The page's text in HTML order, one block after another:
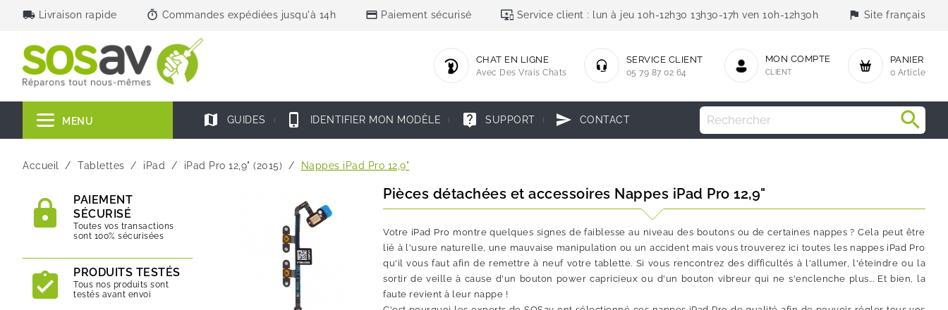
local_shipping Livraison rapide timer Commandes expédiées jusqu'à 14h credit_card Paiement sécurisé important_devices Service client : lun à jeu 10h-12h30 13h30-17h ven 10h-12h30h flag Site français
PANIER
0 Article
MON COMPTE
CLIENT
SERVICE CLIENT
05 79 87 02 64
CHAT EN LIGNE
Avec Des Vrais Chats
MENU map GUIDES phone_iphone IDENTIFIER MON MODÈLE live_help SUPPORT send CONTACT
Accueil Tablettes iPad iPad Pro 12,9" (2015) Nappes iPad Pro 12,9"
PAIEMENT
SÉCURISÉ
Toutes vos transactions
sont 100% sécurisées
PRODUITS TESTÉS
Tous nos produits sont
testés avant envoi
Pièces détachées et accessoires Nappes iPad Pro 12,9"
Votre iPad Pro montre quelques signes de faiblesse au niveau des boutons ou de certaines nappes ? Cela peut être
lié à l'usure naturelle, une mauvaise manipulation ou un accident mais vous trouverez ici toutes les nappes iPad Pro
qu'il vous faut afin de remettre à neuf votre tablette. Si vous rencontrez des difficultés à l'allumer, l'éteindre ou la
sortir de veille à cause d'un bouton power capricieux ou d'un bouton vibreur qui ne s'enclenche plus... Et bien, la
faute revient à leur nappe !